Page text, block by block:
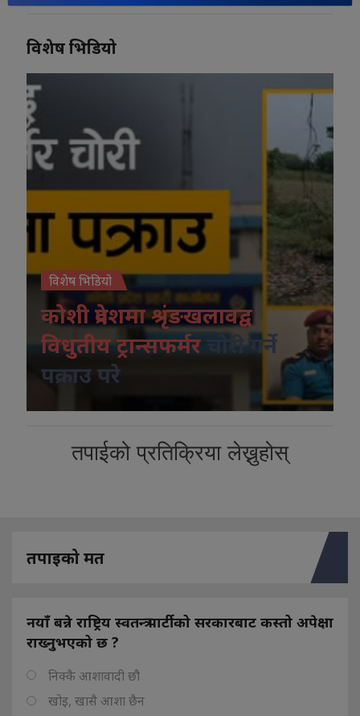
विशेष भिडियो
विशेष भिडियो
कोशी प्रदेशमा श्रृंङखलावद्व
विधुतीय ट्रान्सफर्मर
चोरी गर्ने
पक्राउ परे
तपाईको प्रतिक्रिया लेख्नुहोस्
तपाइको मत
नयाँ बन्ने राष्ट्रिय स्वतन्त्र पार्टीको सरकारबाट कस्तो अपेक्षा
राख्नुभएको छ ?
निक्कै आशावादी छौ
खोइ, खासै आशा छैन